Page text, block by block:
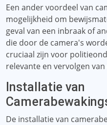
Een ander voordeel van
mogelijkheid om
geval van een inbraak of
die door de camera's
cruciaal zijn voor
relevante en vervolgen
Installatie van
De installatie van